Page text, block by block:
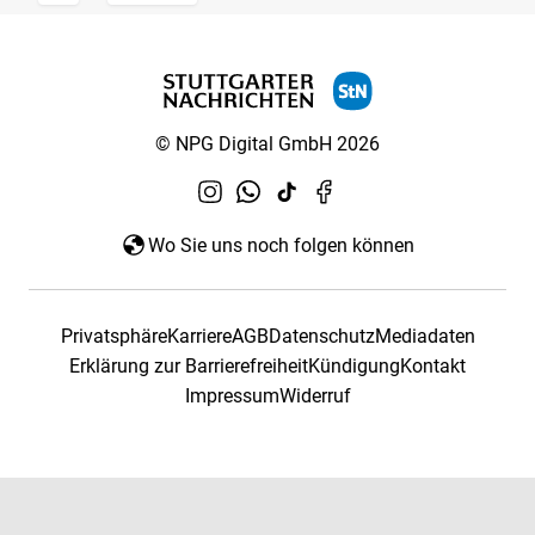
© NPG Digital GmbH 2026
Wo Sie uns noch folgen können
PrivatsphäreKarriereAGBDatenschutzMediadaten
Erklärung zur BarrierefreiheitKündigungKontakt
ImpressumWiderruf